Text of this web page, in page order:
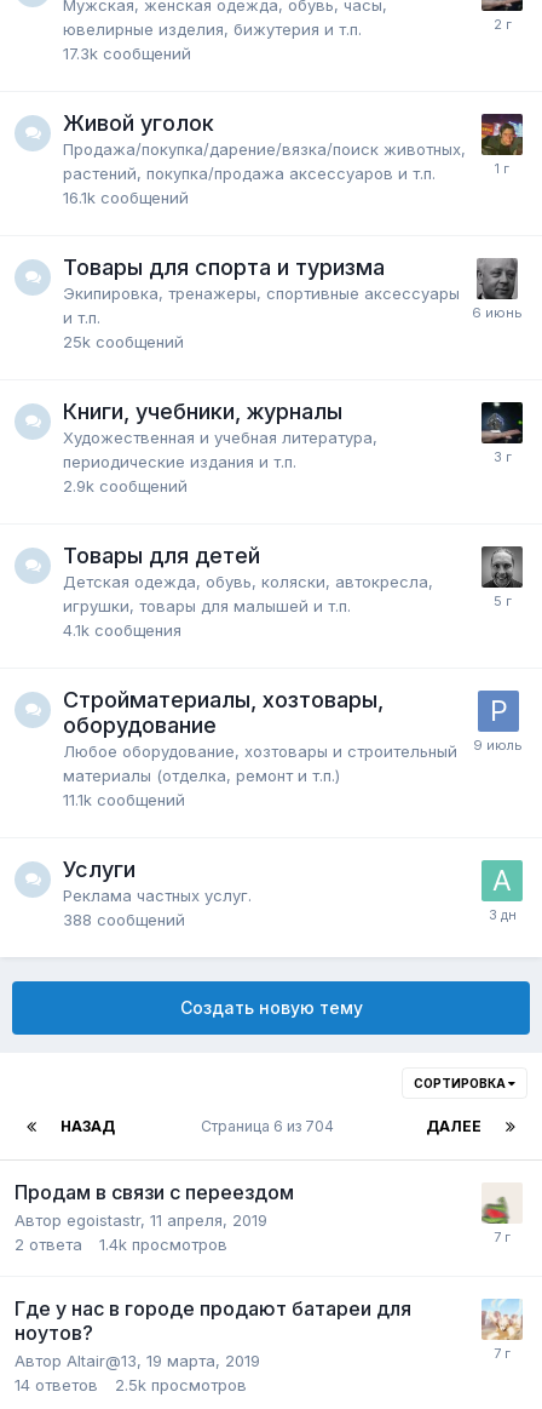
Мужская, женская одежда, обувь, часы,
ювелирные изделия, бижутерия и т.п.
17.3k сообщений
Живой уголок
Продажа/покупка/дарение/вязка/поиск животных,
растений, покупка/продажа аксессуаров и т.п.
16.1k сообщений
Товары для спорта и туризма
Экипировка, тренажеры, спортивные аксессуары
и т.п.
25k сообщений
Книги, учебники, журналы
Художественная и учебная литература,
периодические издания и т.п.
2.9k сообщений
Товары для детей
Детская одежда, обувь, коляски, автокресла,
игрушки, товары для малышей и т.п.
4.1k сообщения
Стройматериалы, хозтовары,
оборудование
Любое оборудование, хозтовары и строительный
материалы (отделка, ремонт и т.п.)
11.1k сообщений
Услуги
Реклама частных услуг.
388 сообщений
Создать новую тему
СОРТИРОВКА
НАЗАД ДАЛЕЕ
Страница 6 из 704
Продам в связи с переездом
Автор egoistastr, 11 апреля, 2019
2 ответа 1.4k просмотров
Где у нас в городе продают батареи для
ноутов?
Автор Altair@13, 19 марта, 2019
14 ответов 2.5k просмотров